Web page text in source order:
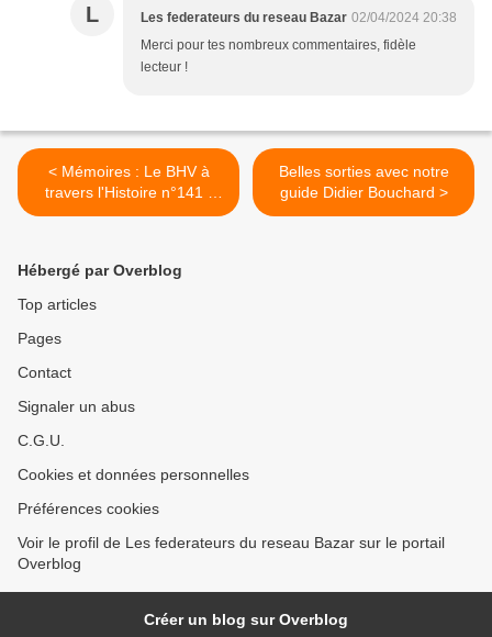
L Les federateurs du reseau Bazar 02/04/2024 20:38
Merci pour tes nombreux commentaires, fidèle
lecteur !
< Mémoires : Le BHV à
travers l'Histoire n°141 :
1990 premier semestre
Belles sorties avec notre
guide Didier Bouchard >
Hébergé par Overblog
Top articles
Pages
Contact
Signaler un abus
C.G.U.
Cookies et données personnelles
Préférences cookies
Voir le profil de Les federateurs du reseau Bazar sur le portail
Overblog
Créer un blog sur Overblog